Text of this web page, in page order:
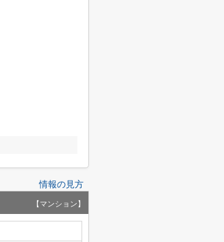
情報の見方
【マンション】